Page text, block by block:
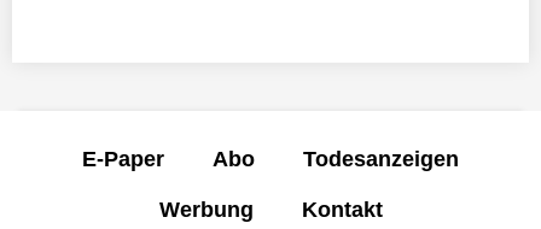
E-Paper Abo Todesanzeigen
Werbung Kontakt